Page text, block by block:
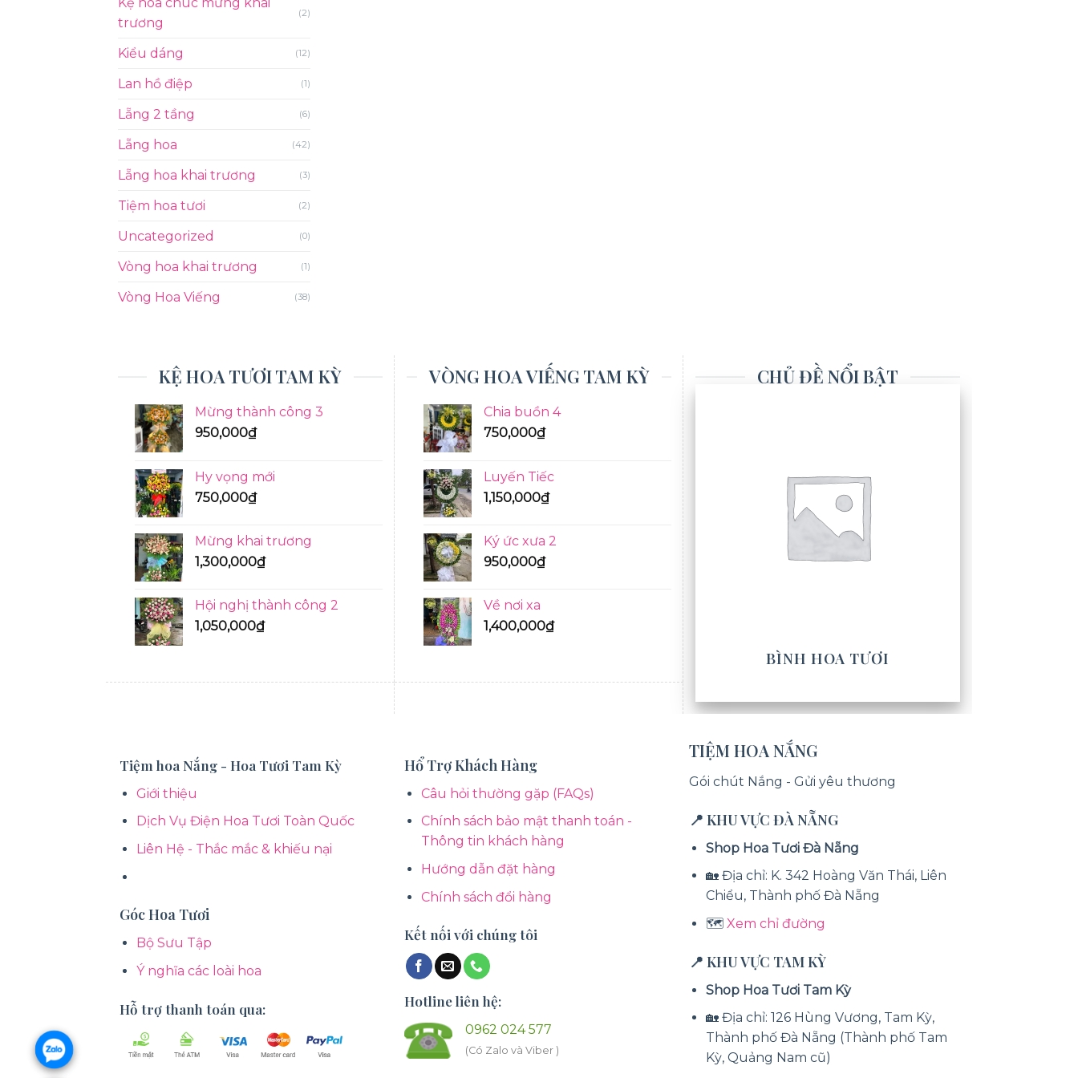
Kệ hoa chúc mừng khai
trương
(2)
Kiểu dáng (12)
Lan hồ điệp (1)
Lẵng 2 tầng (6)
Lẵng hoa (42)
Lẵng hoa khai trương (3)
Tiệm hoa tươi (2)
Uncategorized (0)
Vòng hoa khai trương (1)
Vòng Hoa Viếng (38)
KỆ HOA TƯƠI TAM KỲ
Mừng thành công 3
950,000₫
Hy vọng mới
750,000₫
Mừng khai trương
1,300,000₫
Hội nghị thành công 2
1,050,000₫
VÒNG HOA VIẾNG TAM KỲ
Chia buồn 4
750,000₫
Luyến Tiếc
1,150,000₫
Ký ức xưa 2
950,000₫
Về nơi xa
1,400,000₫
CHỦ ĐỀ NỔI BẬT
BÌNH HOA TƯƠI
Tiệm hoa Nắng - Hoa Tươi Tam Kỳ
Giới thiệu
Dịch Vụ Điện Hoa Tươi Toàn Quốc
Liên Hệ - Thắc mắc & khiếu nại
Góc Hoa Tươi
Bộ Sưu Tập
Ý nghĩa các loài hoa
Hỗ trợ thanh toán qua:
Hổ Trợ Khách Hàng
Câu hỏi thường gặp (FAQs)
Chính sách bảo mật thanh toán -
Thông tin khách hàng
Hướng dẫn đặt hàng
Chính sách đổi hàng
Kết nối với chúng tôi
Hotline liên hệ:
0962 024 577
(Có Zalo và Viber )
TIỆM HOA NẮNG
Gói chút Nắng - Gửi yêu thương
📍 KHU VỰC ĐÀ NẴNG
Shop Hoa Tươi Đà Nẵng
🏡 Địa chỉ: K. 342 Hoàng Văn Thái, Liên
Chiểu, Thành phố Đà Nẵng
🗺️ Xem chỉ đường
📍 KHU VỰC TAM KỲ
Shop Hoa Tươi Tam Kỳ
🏡 Địa chỉ: 126 Hùng Vương, Tam Kỳ,
Thành phố Đà Nẵng (Thành phố Tam
Kỳ, Quảng Nam cũ)